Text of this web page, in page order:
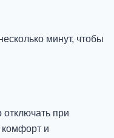
минут, чтобы
при
комфорт и